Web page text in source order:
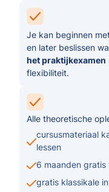
Je kan beginnen
en later beslissen
het praktijkexamen
flexibiliteit.
Alle theoretische
cursusmateriaal
lessen
6 maanden
gratis klassikale